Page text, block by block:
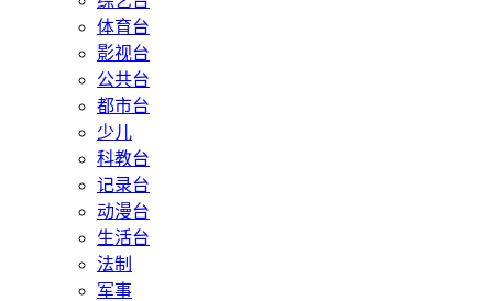
体育台
影视台
公共台
都市台
少儿
科教台
记录台
动漫台
生活台
法制
军事